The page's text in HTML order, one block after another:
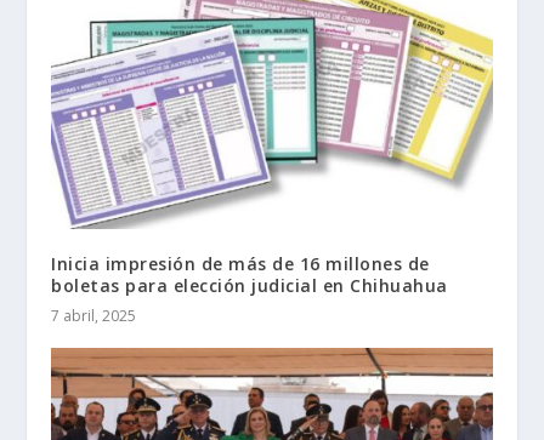
Inicia impresión de más de 16 millones de
boletas para elección judicial en Chihuahua
7 abril, 2025